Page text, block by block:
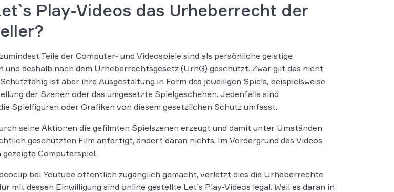
Play-Videos das Urheberrecht der
Teile der Computer- und Videospiele sind als persönliche geistige
und deshalb nach dem Urheberrechtsgesetz (UrhG) geschützt. Zwar gilt das nicht
ist aber ihre Ausgestaltung in Form des jeweiligen Spiels, beispielsweise
der Szenen oder das umgesetzte Spielgeschehen. Jedenfalls sind
Spielfiguren oder Grafiken von diesem gesetzlichen Schutz umfasst.
seine Aktionen die gefilmten Spielszenen erzeugt und damit unter Umständen
geschützten Film anfertigt, ändert daran nichts. Im Vordergrund des Videos
Computerspiel.
bei Youtube öffentlich zugänglich gemacht, verletzt dies die Urheberrechte
mit dessen Einwilligung sind online gestellte Let`s Play-Videos legal. Weil es daran in